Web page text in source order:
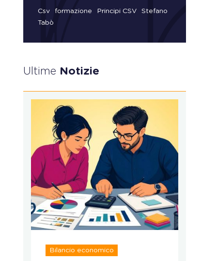
Csv formazione Principi CSV
Stefano
Tabò
Ultime Notizie
Bilancio economico